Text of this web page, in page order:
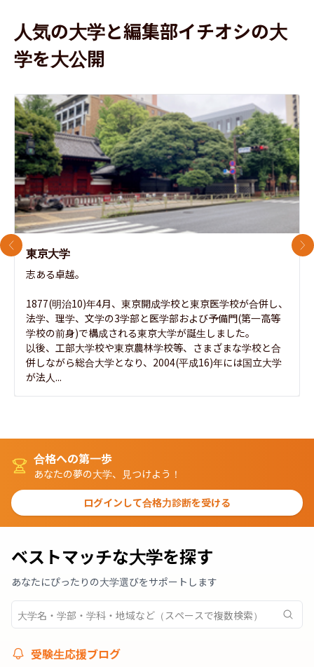
人気の大学と編集部イチオシの大
学を大公開
東京大学
志ある卓越。
1877(明治10)年4月、東京開成学校と東京医学校が合併し、
法学、理学、文学の3学部と医学部および予備門(第一高等
学校の前身)で構成される東京大学が誕生しました。
以後、工部大学校や東京農林学校等、さまざまな学校と合
併しながら総合大学となり、2004(平成16)年には国立大学
が法人...
前のスライド 次
合格への第一歩
あなたの夢の大学、見つけよう！
ログインして合格力診断を受ける
ベストマッチな大学を探す
あなたにぴったりの大学選びをサポートします
受験生応援ブログ